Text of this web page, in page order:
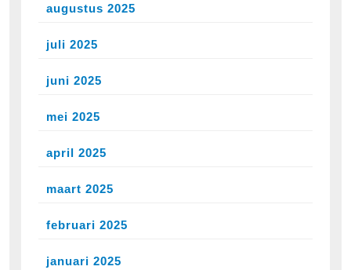
augustus 2025
juli 2025
juni 2025
mei 2025
april 2025
maart 2025
februari 2025
januari 2025